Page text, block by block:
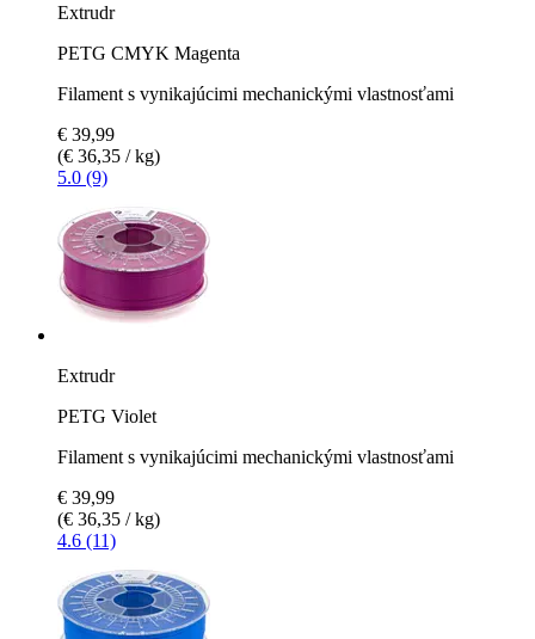
Extrudr
PETG CMYK Magenta
Filament s vynikajúcimi mechanickými vlastnosťami
€ 39,99
(€ 36,35 / kg)
5.0 (9)
Extrudr
PETG Violet
Filament s vynikajúcimi mechanickými vlastnosťami
€ 39,99
(€ 36,35 / kg)
4.6 (11)